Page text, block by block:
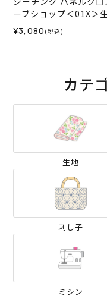
ーブショップ＜01X＞
ホビーラホビーレデザ
コレクション
¥3,080 (税込)
カテ
生地
刺し子
ミシン